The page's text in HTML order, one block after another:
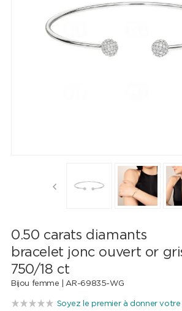
0.50 carats diamants
bracelet jonc ouvert or
750/18 ct
Bijou femme |AR-69835-WG
Soyez le premier à donner